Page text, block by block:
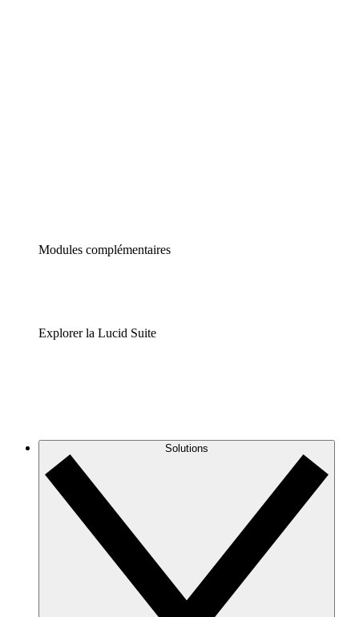
Modules complémentaires
Explorer la Lucid Suite
Solutions